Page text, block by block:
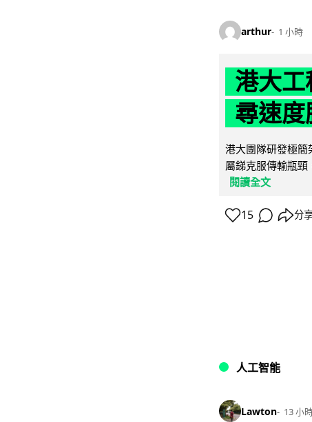
arthur 1 小時
港大
尋速度
港大團隊研發極簡
屬銻克服傳輸瓶頸
閱讀全文
15 分
人工智能
Lawton 13 小